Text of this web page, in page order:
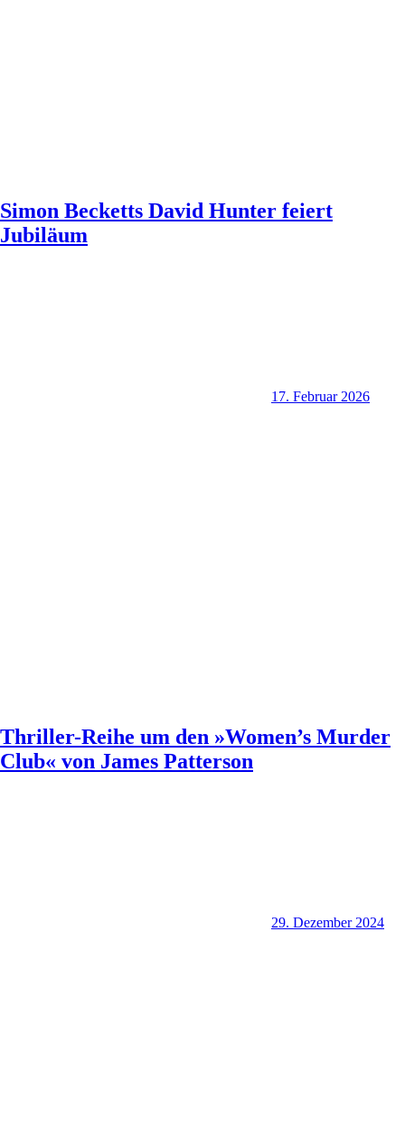
Simon Becketts David Hunter feiert
Jubiläum
17. Februar 2026
Thriller-Reihe um den »Women’s Murder
Club« von James Patterson
29. Dezember 2024